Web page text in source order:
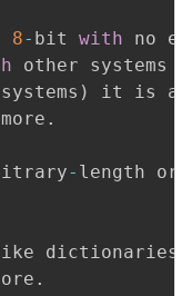
8- bit with no
other systems
)
it is
more .
- length
dictionaries
.